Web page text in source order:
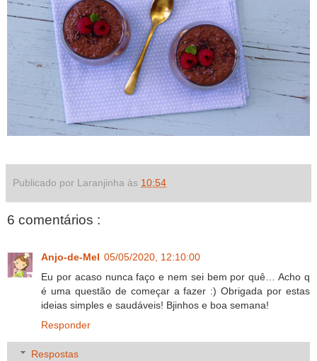
Publicado por Laranjinha às 10:54
6 comentários :
Anjo-de-Mel 05/05/2020, 12:10:00
Eu por acaso nunca faço e nem sei bem por quê… Acho q
é uma questão de começar a fazer :) Obrigada por estas
ideias simples e saudáveis! Bjinhos e boa semana!
Responder
Respostas